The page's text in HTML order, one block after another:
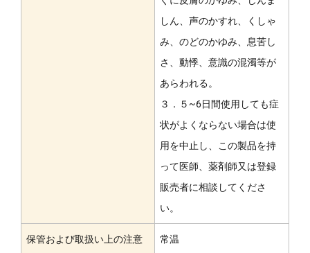
しん、声のかすれ、くしゃ
み、のどのかゆみ、息苦し
さ、動悸、意識の混濁等が
あらわれる。
３．５~6日間使用しても症
状がよくならない場合は使
用を中止し、この製品を持
って医師、薬剤師又は登録
販売者に相談してくださ
い。
保管および取扱い上の注意 常温